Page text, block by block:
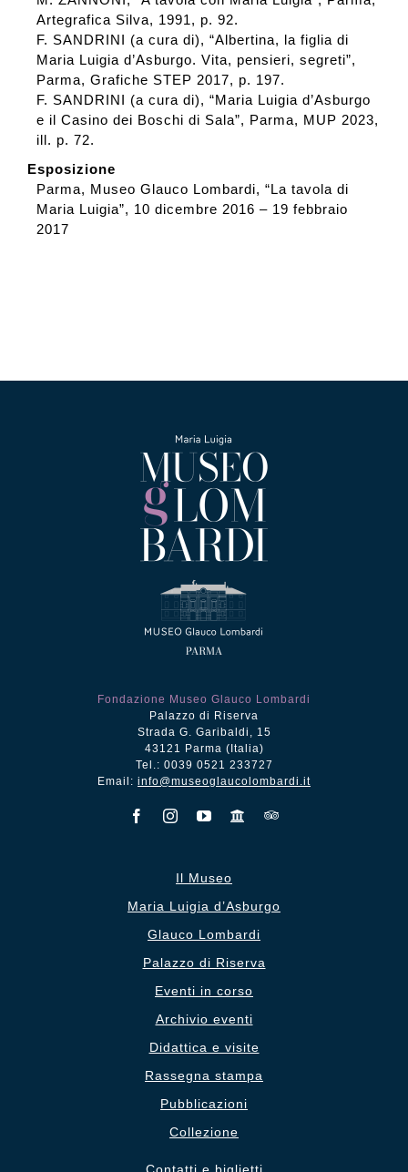
Artegrafica Silva, 1991, p. 92.
F. SANDRINI (a cura di), “Albertina, la figlia di
Maria Luigia d’Asburgo. Vita, pensieri, segreti”,
Parma, Grafiche STEP 2017, p. 197.
F. SANDRINI (a cura di), “Maria Luigia d’Asburgo
e il Casino dei Boschi di Sala”, Parma, MUP 2023,
ill. p. 72.
Esposizione
Parma, Museo Glauco Lombardi, “La tavola di
Maria Luigia”, 10 dicembre 2016 – 19 febbraio
2017
Fondazione Museo Glauco Lombardi
Palazzo di Riserva
Strada G. Garibaldi, 15
43121 Parma (Italia)
Tel.: 0039 0521 233727
Email: info@museoglaucolombardi.it
Il Museo
Maria Luigia d’Asburgo
Glauco Lombardi
Palazzo di Riserva
Eventi in corso
Archivio eventi
Didattica e visite
Rassegna stampa
Pubblicazioni
Collezione